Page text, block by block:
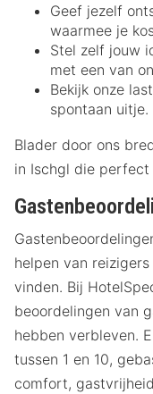
Geef jezelf
waarmee je
Stel zelf jouw
met een van
Bekijk onze
spontaan uitje.
Blader door ons
in Ischgl die perfect
helpen van
vinden. Bij
beoordelingen van
hebben verbleven.
tussen 1 en 10,
comfort,